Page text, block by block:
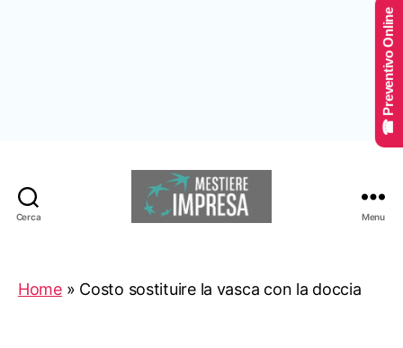
Cerca Menu
Home» Costo sostituire la vasca con la doccia
☎ Preventivo Online